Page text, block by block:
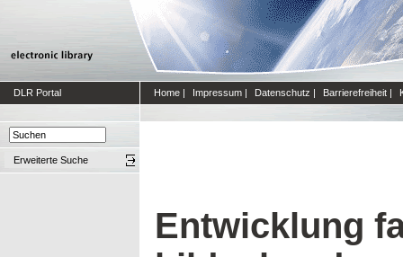
DLR Portal Home | Impressum | Datenschutz | Barrierefreiheit |
Erweiterte Suche
Entwicklung